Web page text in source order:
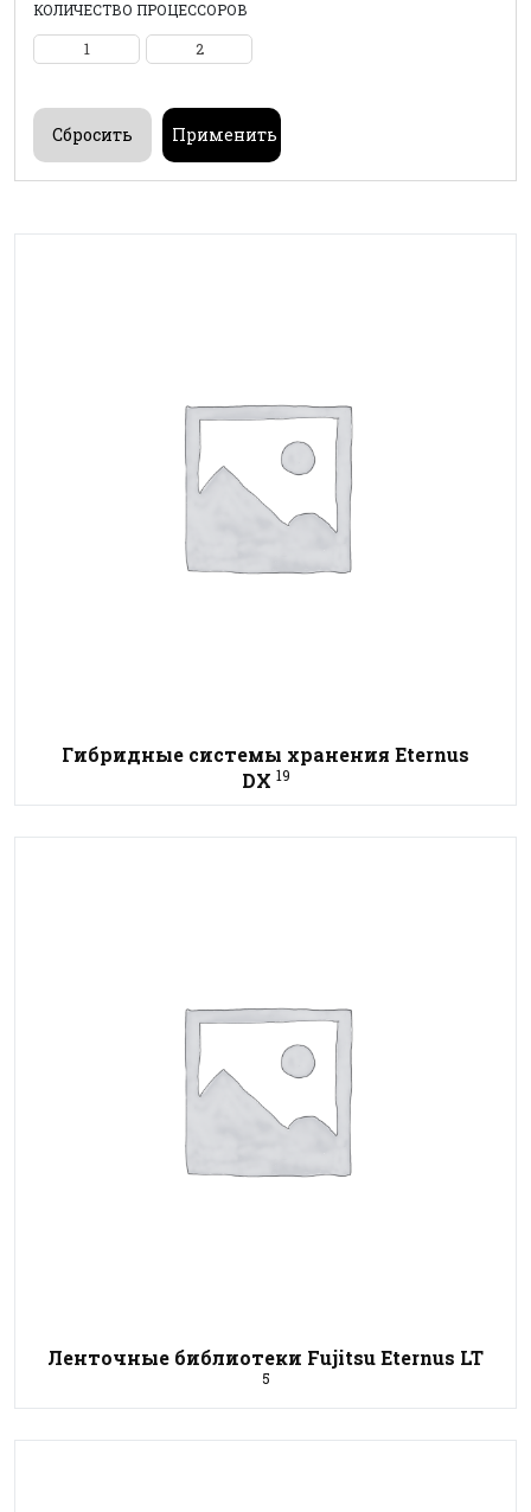
КОЛИЧЕСТВО ПРОЦЕССОРОВ
1 2
Гибридные системы хранения Eternus
DX 19
Ленточные библиотеки Fujitsu Eternus LT
5